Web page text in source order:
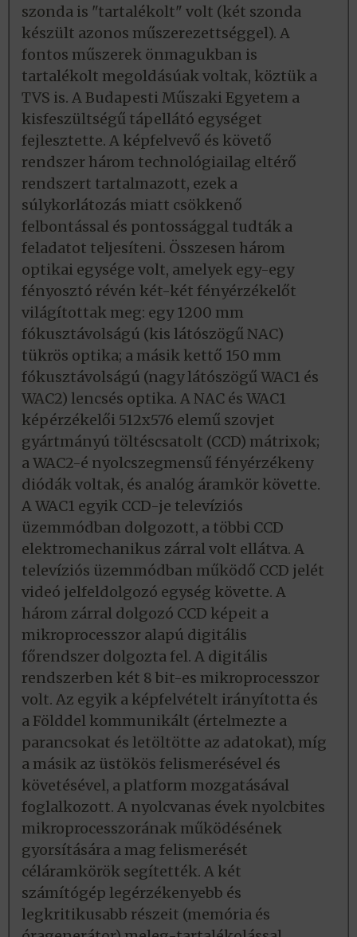
szonda is "tartalékolt" volt (két szonda
készült azonos műszerezettséggel). A
fontos műszerek önmagukban is
tartalékolt megoldásúak voltak, köztük a
TVS is. A Budapesti Műszaki Egyetem a
kisfeszültségű tápellátó egységet
fejlesztette. A képfelvevő és követő
rendszer három technológiailag eltérő
rendszert tartalmazott, ezek a
súlykorlátozás miatt csökkenő
felbontással és pontossággal tudták a
feladatot teljesíteni. Összesen három
optikai egysége volt, amelyek egy-egy
fényosztó révén két-két fényérzékelőt
világítottak meg: egy 1200 mm
fókusztávolságú (kis látószögű NAC)
tükrös optika; a másik kettő 150 mm
fókusztávolságú (nagy látószögű WAC1 és
WAC2) lencsés optika. A NAC és WAC1
képérzékelői 512x576 elemű szovjet
gyártmányú töltéscsatolt (CCD) mátrixok;
a WAC2-é nyolcszegmensű fényérzékeny
diódák voltak, és analóg áramkör követte.
A WAC1 egyik CCD-je televíziós
üzemmódban dolgozott, a többi CCD
elektromechanikus zárral volt ellátva. A
televíziós üzemmódban működő CCD jelét
videó jelfeldolgozó egység követte. A
három zárral dolgozó CCD képeit a
mikroprocesszor alapú digitális
főrendszer dolgozta fel. A digitális
rendszerben két 8 bit-es mikroprocesszor
volt. Az egyik a képfelvételt irányította és
a Földdel kommunikált (értelmezte a
parancsokat és letöltötte az adatokat), míg
a másik az üstökös felismerésével és
követésével, a platform mozgatásával
foglalkozott. A nyolcvanas évek nyolcbites
mikroprocesszorának működésének
gyorsítására a mag felismerését
céláramkörök segítették. A két
számítógép legérzékenyebb és
legkritikusabb részeit (memória és